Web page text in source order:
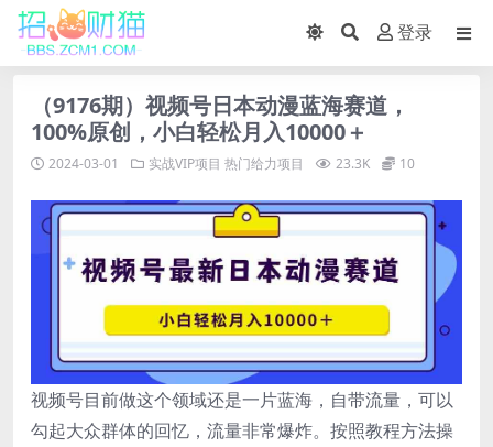
登录
（9176期）视频号日本动漫蓝海赛道，
100%原创，小白轻松月入10000＋
2024-03-01 实战VIP项目 热门给力项目 23.3K 10
视频号目前做这个领域还是一片蓝海，自带流量，可以
勾起大众群体的回忆，流量非常爆炸。按照教程方法操